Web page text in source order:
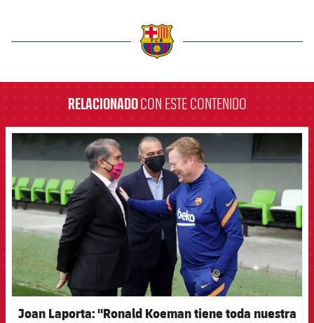
RELACIONADOCON ESTE CONTENIDO
FCB Barcelona badge
Joan Laporta: "Ronald Koeman tiene toda nuestra